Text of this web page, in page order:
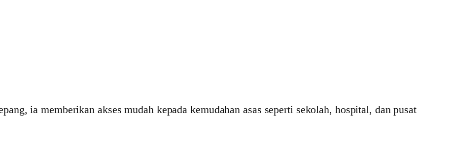
ia memberikan akses mudah kepada kemudahan asas seperti sekolah, hospital, dan pusat